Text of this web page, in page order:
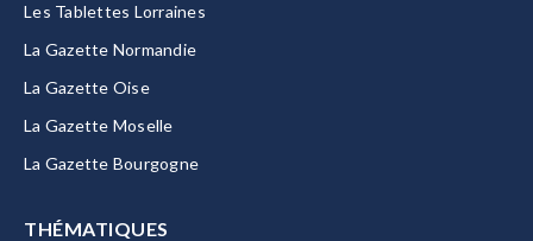
Les Tablettes Lorraines
La Gazette Normandie
La Gazette Oise
La Gazette Moselle
La Gazette Bourgogne
THÉMATIQUES